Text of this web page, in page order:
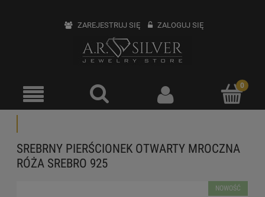
ZAREJESTRUJ SIĘ ZALOGUJ SIĘ
SREBRNY PIERŚCIONEK OTWARTY MROCZNA
RÓŻA SREBRO 925
NOWOŚĆ